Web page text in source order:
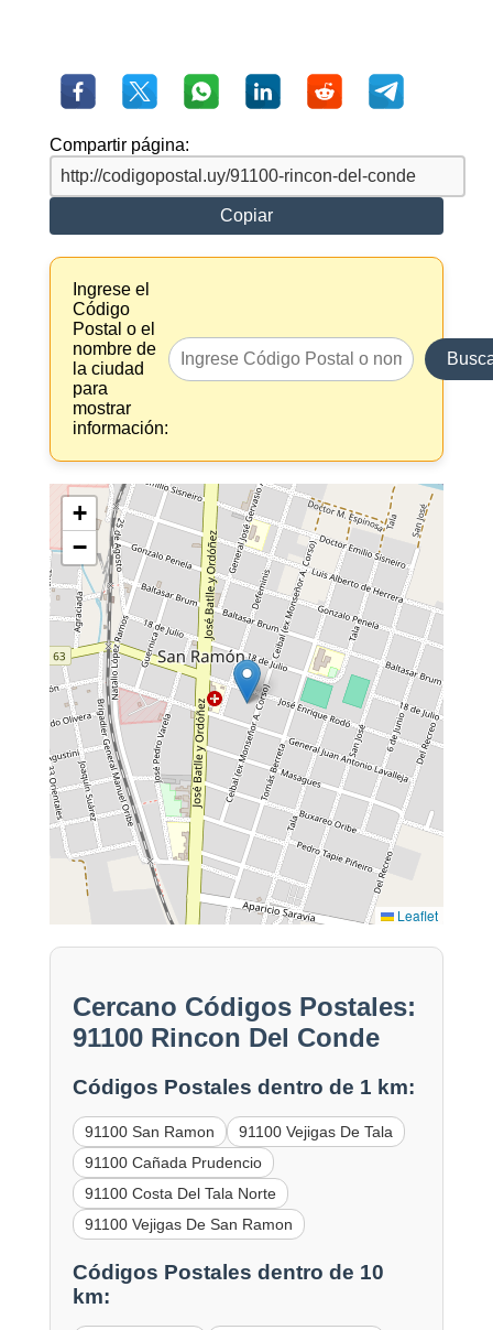
Compartir página:
Copiar
Ingrese el
Código
Postal o el
nombre de
la ciudad
para
mostrar
información:
+
−
Leaflet
Cercano Códigos Postales:
91100 Rincon Del Conde
Códigos Postales dentro de 1 km:
91100 San Ramon
91100 Vejigas De Tala
91100 Cañada Prudencio
91100 Costa Del Tala Norte
91100 Vejigas De San Ramon
Códigos Postales dentro de 10
km: